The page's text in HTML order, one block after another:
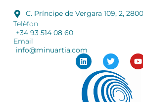
C. Príncipe de Vergara 109, 2,
Telèfon
+34 93 514 08 60
Email
info@minuartia.com